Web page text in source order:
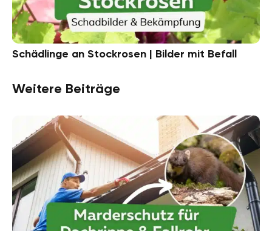
Schädlinge an Stockrosen | Bilder mit Befall
Weitere Beiträge